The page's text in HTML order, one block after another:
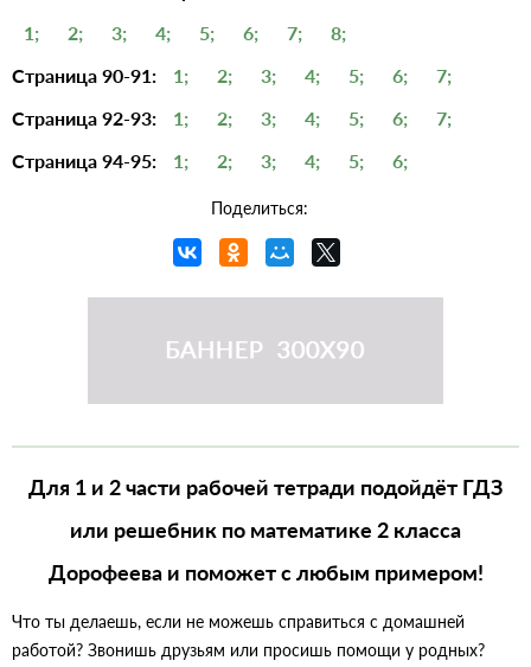
1;
2; 3; 4; 5; 6; 7;
8;
Страница 90-91:
1; 2; 3; 4; 5; 6;
7;
Страница 92-93:
1; 2; 3; 4; 5; 6;
7;
Страница 94-95:
1; 2; 3; 4; 5; 6;
Поделиться:
Для 1 и 2 части рабочей тетради подойдёт ГДЗ
или решебник по математике 2 класса
Дорофеева и поможет с любым примером!
Что ты делаешь, если не можешь справиться с домашней
работой? Звонишь друзьям или просишь помощи у родных?